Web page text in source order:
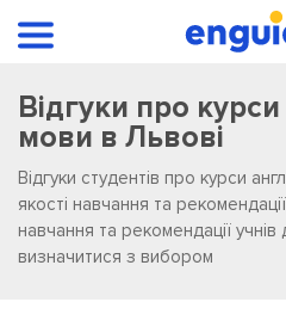
Відгуки про курси
мови в Львові
Відгуки студентів про курси
якості навчання та рекомендації
навчання та рекомендації
визначитися з вибором